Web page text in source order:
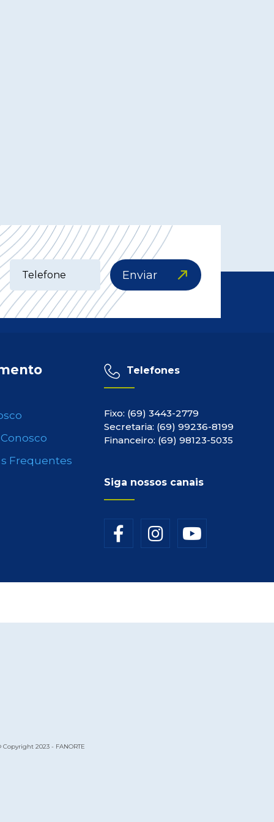
Enviar
Frequentes
Telefones
Fixo: (69) 3443-2779
Secretaria: (69) 99236-8199
Financeiro: (69) 98123-5035
Siga nossos canais
Copyright 2023 - FANORTE